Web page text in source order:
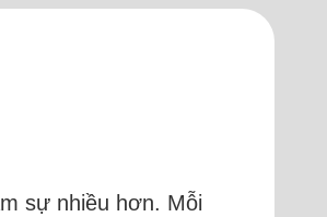
sự nhiều hơn. Mỗi